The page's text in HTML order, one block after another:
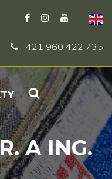
+421 960 422 735
A ING.